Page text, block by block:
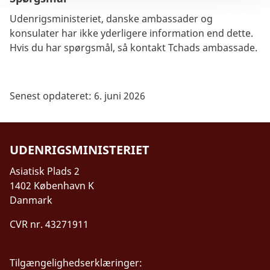
Udenrigsministeriet, danske ambassader og
konsulater har ikke yderligere information end dette.
Hvis du har spørgsmål, så kontakt Tchads ambassade.
Senest opdateret: 6. juni 2026
UDENRIGSMINISTERIET
Asiatisk Plads 2
1402 København K
Danmark
CVR nr. 43271911
Tilgængelighedserklæringer: